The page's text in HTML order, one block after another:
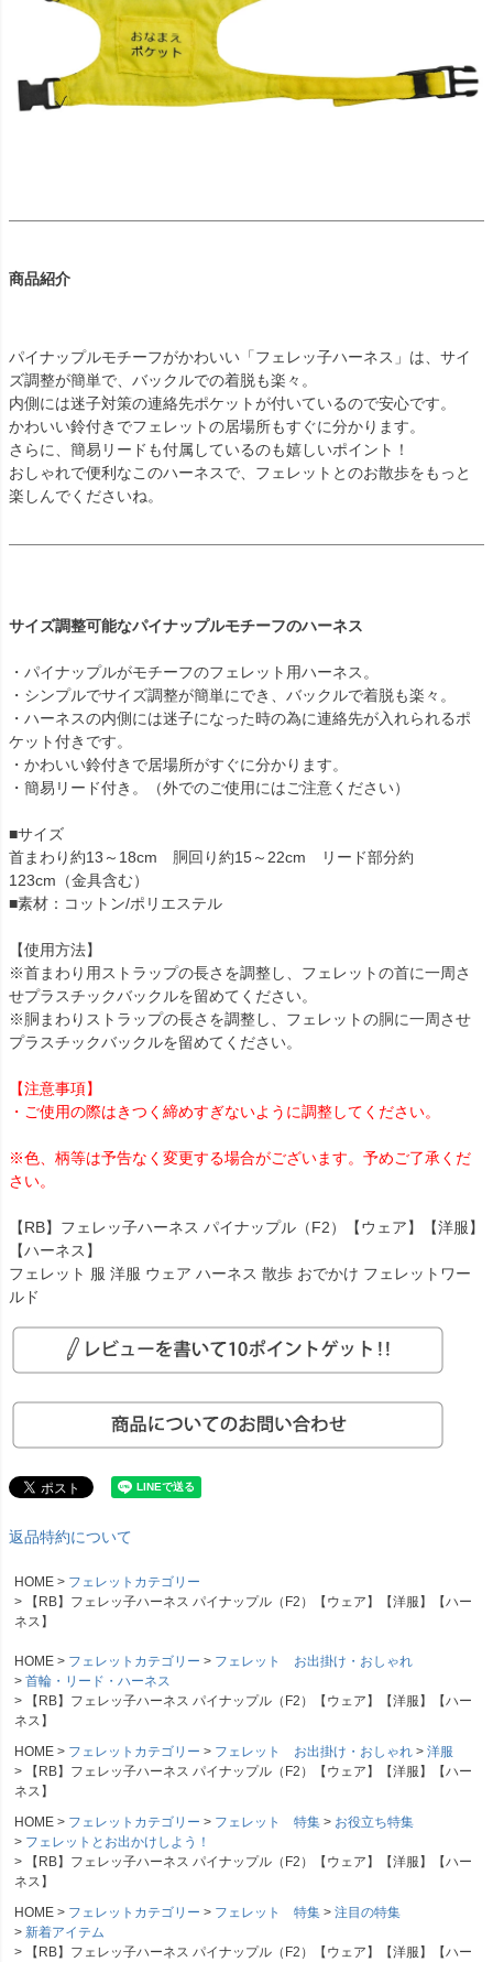
商品紹介
パイナップルモチーフがかわいい「フェレッ子ハーネス」は、サイ
ズ調整が簡単で、バックルでの着脱も楽々。
内側には迷子対策の連絡先ポケットが付いているので安心です。
かわいい鈴付きでフェレットの居場所もすぐに分かります。
さらに、簡易リードも付属しているのも嬉しいポイント！
おしゃれで便利なこのハーネスで、フェレットとのお散歩をもっと
楽しんでくださいね。
サイズ調整可能なパイナップルモチーフのハーネス
・パイナップルがモチーフのフェレット用ハーネス。
・シンプルでサイズ調整が簡単にでき、バックルで着脱も楽々。
・ハーネスの内側には迷子になった時の為に連絡先が入れられるポ
ケット付きです。
・かわいい鈴付きで居場所がすぐに分かります。
・簡易リード付き。（外でのご使用にはご注意ください）
■サイズ
首まわり約13～18cm 胴回り約15～22cm リード部分約
123cm（金具含む）
■素材：コットン/ポリエステル
【使用方法】
※首まわり用ストラップの長さを調整し、フェレットの首に一周さ
せプラスチックバックルを留めてください。
※胴まわりストラップの長さを調整し、フェレットの胴に一周させ
プラスチックバックルを留めてください。
【注意事項】
・ご使用の際はきつく締めすぎないように調整してください。
※色、柄等は予告なく変更する場合がございます。予めご了承くだ
さい。
【RB】フェレッ子ハーネス パイナップル（F2）【ウェア】【洋服】
【ハーネス】
フェレット 服 洋服 ウェア ハーネス 散歩 おでかけ フェレットワー
ルド
返品特約について
HOME
フェレットカテゴリー
【RB】フェレッ子ハーネス パイナップル（F2）【ウェア】【洋服】【ハー
ネス】
HOME フェレットカテゴリー
フェレット お出掛け・おしゃれ
首輪・リード・ハーネス
【RB】フェレッ子ハーネス パイナップル（F2）【ウェア】【洋服】【ハー
ネス】
HOME
フェレットカテゴリー フェレット お出掛け・おしゃれ
洋服
【RB】フェレッ子ハーネス パイナップル（F2）【ウェア】【洋服】【ハー
ネス】
HOME
フェレットカテゴリー フェレット 特集
お役立ち特集
フェレットとお出かけしよう！
【RB】フェレッ子ハーネス パイナップル（F2）【ウェア】【洋服】【ハー
ネス】
HOME
フェレットカテゴリー フェレット 特集
注目の特集
新着アイテム
【RB】フェレッ子ハーネス パイナップル（F2）【ウェア】【洋服】【ハー